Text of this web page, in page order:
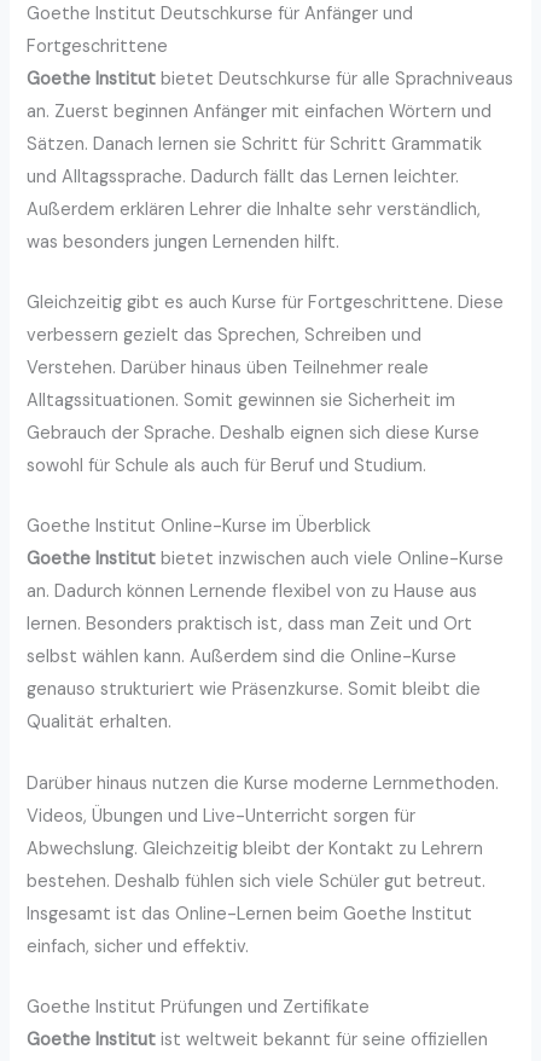
Goethe Institut Deutschkurse für Anfänger und
Fortgeschrittene
Goethe Institut bietet Deutschkurse für alle Sprachniveaus
an. Zuerst beginnen Anfänger mit einfachen Wörtern und
Sätzen. Danach lernen sie Schritt für Schritt Grammatik
und Alltagssprache. Dadurch fällt das Lernen leichter.
Außerdem erklären Lehrer die Inhalte sehr verständlich,
was besonders jungen Lernenden hilft.
Gleichzeitig gibt es auch Kurse für Fortgeschrittene. Diese
verbessern gezielt das Sprechen, Schreiben und
Verstehen. Darüber hinaus üben Teilnehmer reale
Alltagssituationen. Somit gewinnen sie Sicherheit im
Gebrauch der Sprache. Deshalb eignen sich diese Kurse
sowohl für Schule als auch für Beruf und Studium.
Goethe Institut Online-Kurse im Überblick
Goethe Institut bietet inzwischen auch viele Online-Kurse
an. Dadurch können Lernende flexibel von zu Hause aus
lernen. Besonders praktisch ist, dass man Zeit und Ort
selbst wählen kann. Außerdem sind die Online-Kurse
genauso strukturiert wie Präsenzkurse. Somit bleibt die
Qualität erhalten.
Darüber hinaus nutzen die Kurse moderne Lernmethoden.
Videos, Übungen und Live-Unterricht sorgen für
Abwechslung. Gleichzeitig bleibt der Kontakt zu Lehrern
bestehen. Deshalb fühlen sich viele Schüler gut betreut.
Insgesamt ist das Online-Lernen beim Goethe Institut
einfach, sicher und effektiv.
Goethe Institut Prüfungen und Zertifikate
Goethe Institut ist weltweit bekannt für seine offiziellen